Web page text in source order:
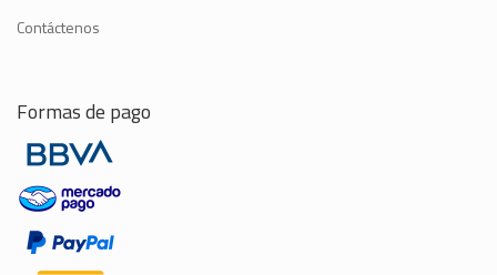
Contáctenos
Formas de pago